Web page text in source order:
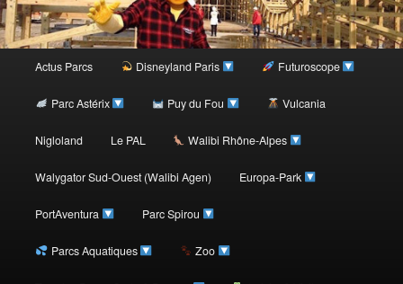
Menu
Aller
contenu
Actus Parcs Disneyland Paris Futuroscope
Parc Astérix Puy du Fou Vulcania
Nigloland Le PAL Walibi Rhône-Alpes
Walygator Sud-Ouest (Walibi Agen) Europa-Park
PortAventura Parc Spirou
Parcs Aquatiques Zoo